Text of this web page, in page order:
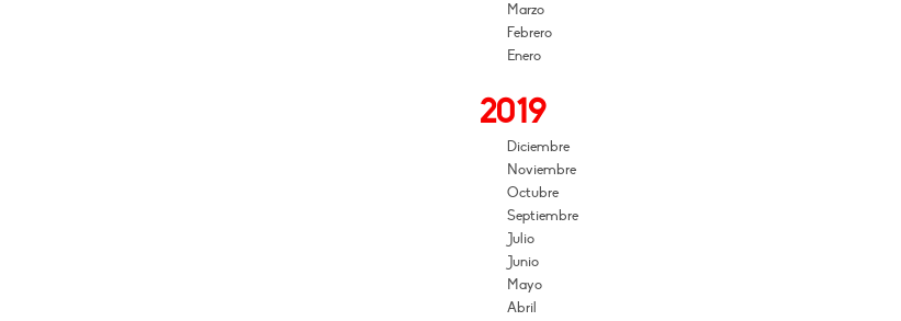
Marzo
Febrero
Enero
2019
Diciembre
Noviembre
Octubre
Septiembre
Julio
Junio
Mayo
Abril